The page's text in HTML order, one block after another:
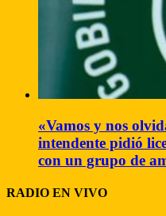
«Vamos y nos
intendente pidió
con un grupo de
RADIO EN VIVO